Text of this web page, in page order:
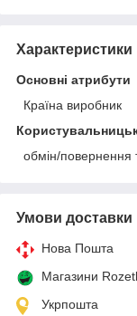
Характеристики
Основні атрибути
Країна виробник
обмін/повернення
Умови доставки
Нова Пошта
Магазини
Укрпошта